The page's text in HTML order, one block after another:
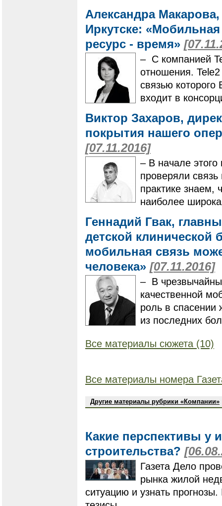
Александра
Иркутске:
ресурс - время»
– С компанией
отношения.
связью которого
входит в
Виктор Захаров,
покрытия нашего
[07.11.2016]
– В начале
проверяли
практике знаем,
наиболее
Геннадий Гвак,
детской клинической
мобильная связь
человека» [07.11.2016]
– В
качественной
роль в спасении
из последних
Все материалы сюжета (10)
Все материалы номера
Другие материалы рубрики «Компании»
Какие перспективы у
строительства?
Газета Дело
рынка жилой
ситуацию и узнать